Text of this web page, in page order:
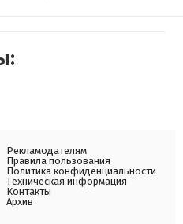
Рекламодателям
Правила пользования
Политика конфиденциальности
Техническая информация
Контакты
Архив